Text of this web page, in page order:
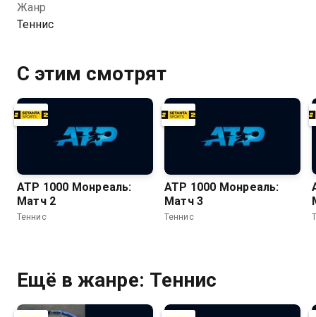
Жанр
Теннис
С этим смотрят
ATP 1000 Монреаль:
Матч 2
Теннис
ATP 1000 Монреаль:
Матч 3
Теннис
Ещё в жанре: Теннис